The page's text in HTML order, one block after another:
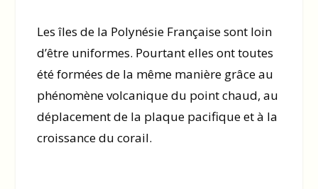
Les îles de la Polynésie Française sont loin
d’être uniformes. Pourtant elles ont toutes
été formées de la même manière grâce au
phénomène volcanique du point chaud, au
déplacement de la plaque pacifique et à la
croissance du corail.